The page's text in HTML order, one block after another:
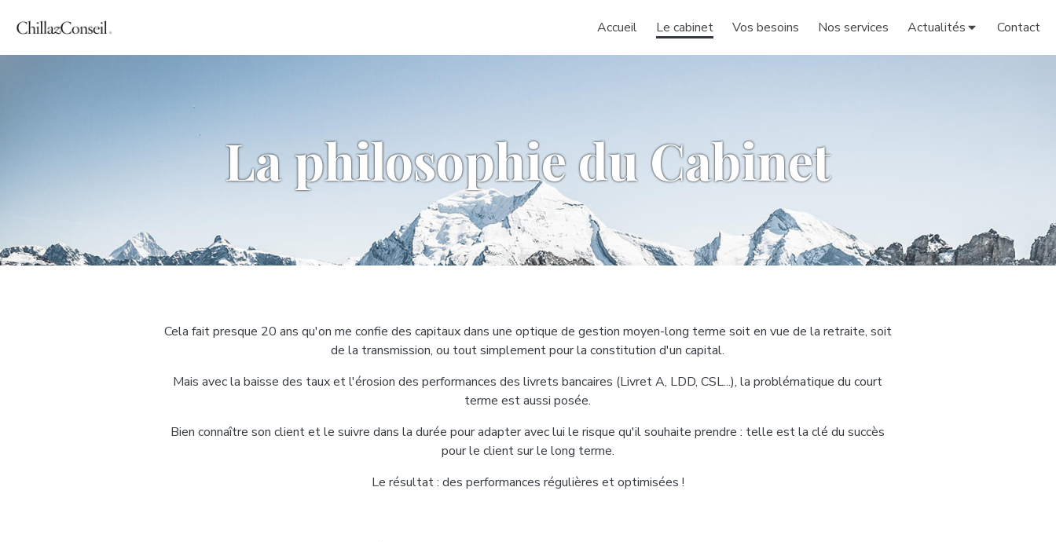
Accueil Le cabinet Vos besoins Nos services Actualités Contact
La philosophie du Cabinet
Cela fait presque 20 ans qu'on me confie des capitaux dans une optique de gestion moyen-long terme soit en vue de la retraite, soit
de la transmission, ou tout simplement pour la constitution d'un capital.
Mais avec la baisse des taux et l'érosion des performances des livrets bancaires (Livret A, LDD, CSL...), la problématique du court
terme est aussi posée.
Bien connaître son client et le suivre dans la durée pour adapter avec lui le risque qu'il souhaite prendre : telle est la clé du succès
pour le client sur le long terme.
Le résultat : des performances régulières et optimisées !